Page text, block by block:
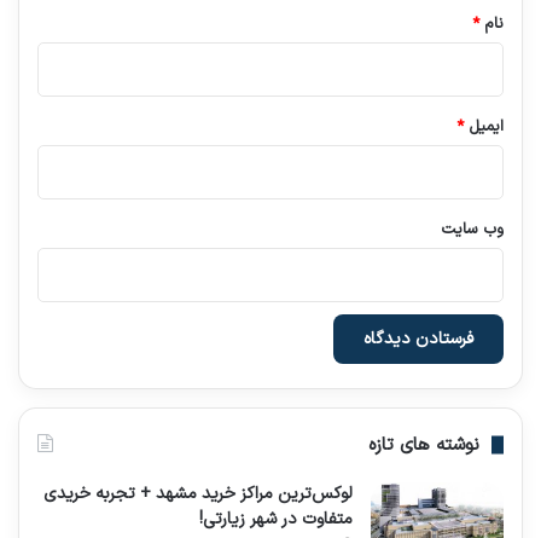
نام*
ایمیل*
وب‌ سایت
نوشته های تازه
لوکس‌ترین مراکز خرید مشهد + تجربه خریدی
متفاوت در شهر زیارتی!